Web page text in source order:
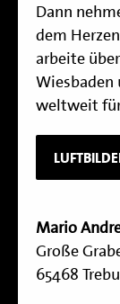
Dann
dem
arbeite
Wiesbaden
weltweit
Mario
Große
65468